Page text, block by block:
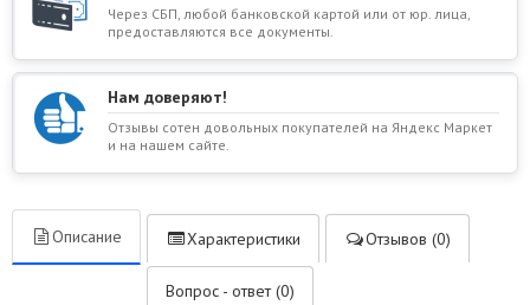
Через СБП, любой банковской картой или от юр. лица,
предоставляются все документы.
Нам доверяют!
Отзывы сотен довольных покупателей на Яндекс Маркет
и на нашем сайте.
Описание Характеристики Отзывов (0)
Вопрос - ответ (0)